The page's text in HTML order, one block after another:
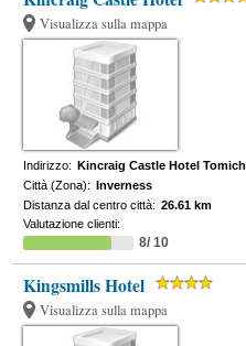
Visualizza sulla mappa
Indirizzo: Kincraig Castle Hotel Tomich
Città (Zona): Inverness
Distanza dal centro città: 26.61 km
Valutazione clienti:
8/ 10
Kingsmills Hotel
Visualizza sulla mappa